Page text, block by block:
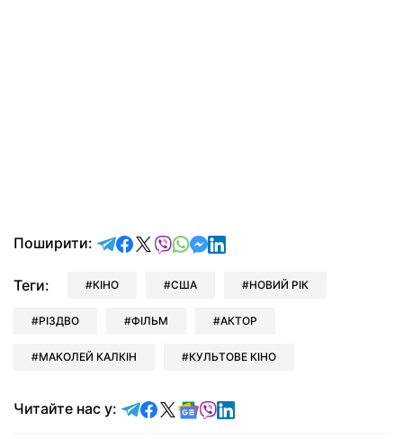
Поширити: відправити у Telegram
поділитись у Facebook
поділитись у X
відправити у Viber
відправити у Whatsapp
відправити у Messenger
відправити у LinkedIn
Теги: КІНО США НОВИЙ РІК
РІЗДВО ФІЛЬМ АКТОР
МАКОЛЕЙ КАЛКІН КУЛЬТОВЕ КІНО
Читайте нас у: Читайте у Telegram
Читайте у Facebook
Читайте у X
Читайте у Google news
Читайте у Viber
Читайте у LinkedIn